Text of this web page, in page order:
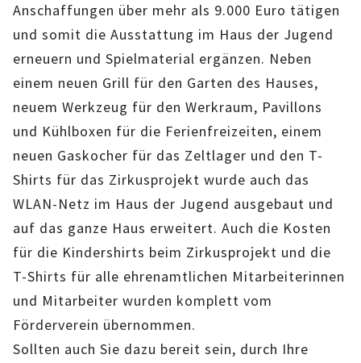
ÜBER UNS
EINRICHTUNG
FÖRDERVEREIN
PRAKTIKUM, FSJ
KONZEPTION
GALERIE
PRÄVENTION
Anschaffungen über mehr als 9.000 Euro tätigen
und somit die Ausstattung im Haus der Jugend
erneuern und Spielmaterial ergänzen. Neben
einem neuen Grill für den Garten des Hauses,
neuem Werkzeug für den Werkraum, Pavillons
und Kühlboxen für die Ferienfreizeiten, einem
neuen Gaskocher für das Zeltlager und den T-
Shirts für das Zirkusprojekt wurde auch das
WLAN-Netz im Haus der Jugend ausgebaut und
auf das ganze Haus erweitert. Auch die Kosten
für die Kindershirts beim Zirkusprojekt und die
T-Shirts für alle ehrenamtlichen Mitarbeiterinnen
und Mitarbeiter wurden komplett vom
Förderverein übernommen.
Sollten auch Sie dazu bereit sein, durch Ihre